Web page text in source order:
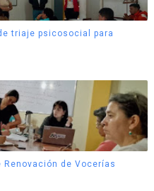
triaje psicosocial para
Renovación de Vocerías